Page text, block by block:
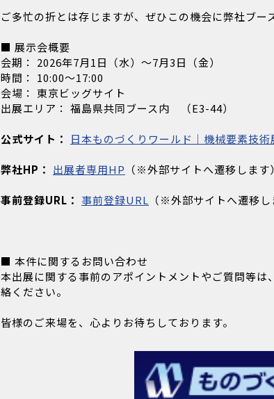
ご多忙の折とは存じますが、ぜひこの機会に弊社ブ
■ 展示会概要
会期： 2026年7月1日（水）～7月3日（金）
時間： 10:00～17:00
会場： 東京ビッグサイト
出展エリア： 福島県共同ブース内 （E3-44）
公式サイト： 日本ものづくりワールド｜機械要素技術
弊社HP： 出展者専用HP （※外部サイトへ遷移します）
事前登録URL： 事前登録URL （※外部サイトへ遷移し
■ 本件に関するお問い合わせ
本出展に関する事前のアポイントメントやご質問等
絡ください。
皆様のご来場を、心よりお待ちしております。